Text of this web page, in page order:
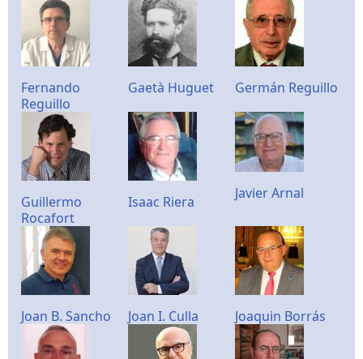
Fernando
Reguillo
Gaetà Huguet Germán Reguillo
Guillermo
Rocafort
Isaac Riera Javier Arnal
Joan B. Sancho Joan I. Culla Joaquin Borrás